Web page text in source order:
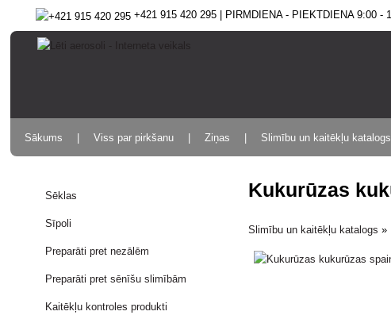
+421 915 420 295 | PIRMDIENA - PIEKTDIENA 9:00 -
Sākums Viss par pirkšanu Ziņas Slimību un kaitēkļu katalogs
Sēklas
Sīpoli
Preparāti pret nezālēm
Preparāti pret sēnīšu slimībām
Kaitēkļu kontroles produkti
Kukurūzas
Slimību un kaitēkļu katalogs »